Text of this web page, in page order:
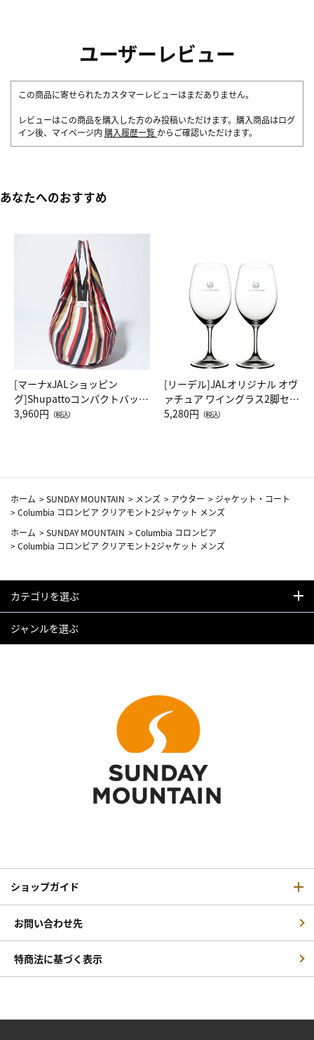
ユーザーレビュー
この商品に寄せられたカスタマーレビューはまだありません。
レビューはこの商品を購入した方のみ投稿いただけます。購入商品はログ
イン後、マイページ内 購入履歴一覧 からご確認いただけます。
あなたへのおすすめ
[マーナxJALショッピン
グ]Shupattoコンパクトバッグ
Drop JAL客室乗務員（LC）ス
3,960円 （税込）
[リーデル]JALオリジナル オヴ
ァチュア ワイングラス2脚セッ
ト（レッドワイン）
5,280円 （税込）
ホーム >SUNDAY MOUNTAIN > メンズ > アウター > ジャケット・コート
>Columbia コロンビア クリアモント2ジャケット メンズ
ホーム >SUNDAY MOUNTAIN >Columbia コロンビア
>Columbia コロンビア クリアモント2ジャケット メンズ
カテゴリを選ぶ
ジャンルを選ぶ
ショップガイド
お問い合わせ先
特商法に基づく表示